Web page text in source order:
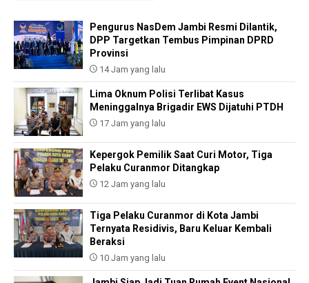
Pengurus NasDem Jambi Resmi Dilantik,
DPP Targetkan Tembus Pimpinan DPRD
Provinsi
14 Jam yang lalu
Lima Oknum Polisi Terlibat Kasus
Meninggalnya Brigadir EWS Dijatuhi PTDH
17 Jam yang lalu
Kepergok Pemilik Saat Curi Motor, Tiga
Pelaku Curanmor Ditangkap
12 Jam yang lalu
Tiga Pelaku Curanmor di Kota Jambi
Ternyata Residivis, Baru Keluar Kembali
Beraksi
10 Jam yang lalu